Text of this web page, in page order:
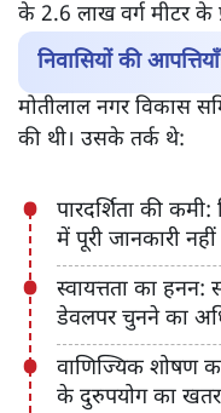
के 2.6 लाख वर्ग मीटर के
निवासियों की आपत्तियाँ
मोतीलाल नगर विकास
की थी। उसके तर्क थे:
पारदर्शिता की
में पूरी जानकारी नहीं
स्वायत्तता का हनन:
डेवलपर चुनने का
वाणिज्यिक शोषण
के दुरुपयोग का